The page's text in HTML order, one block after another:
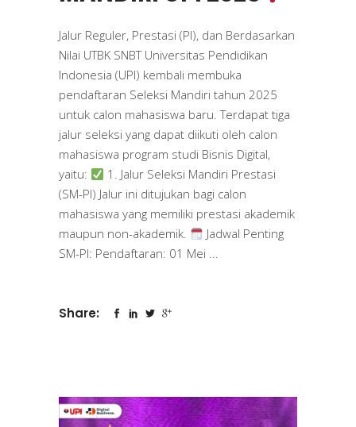
Jalur Reguler, Prestasi (PI), dan Berdasarkan
Nilai UTBK SNBT Universitas Pendidikan
Indonesia (UPI) kembali membuka
pendaftaran Seleksi Mandiri tahun 2025
untuk calon mahasiswa baru. Terdapat tiga
jalur seleksi yang dapat diikuti oleh calon
mahasiswa program studi Bisnis Digital,
yaitu:
1. Jalur Seleksi Mandiri Prestasi
(SM-PI) Jalur ini ditujukan bagi calon
mahasiswa yang memiliki prestasi akademik
maupun non-akademik.
Jadwal Penting
SM-PI: Pendaftaran: 01 Mei
Share: